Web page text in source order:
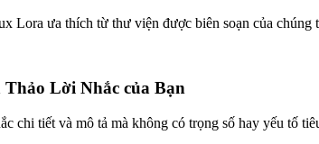
Lora ưa thích từ thư viện được biên soạn của
Thảo Lời Nhắc của Bạn
chi tiết và mô tả mà không có trọng số hay yếu tố